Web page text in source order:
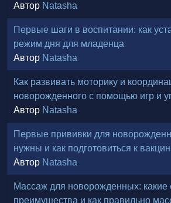
Автор Natasha
Первые шаги в воспитании: как
режим дня для младенца
Автор Natasha
Как развивать моторику и
новорожденного с помощью игр и
Автор Natasha
Первые прививки для
нужны и как подготовиться к
Автор Natasha
Массаж для новорожденных: какие
преимущества и как правильно